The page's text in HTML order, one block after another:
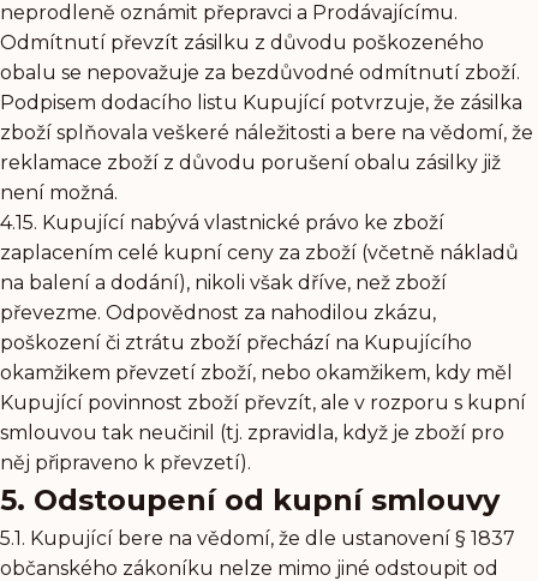
neprodleně oznámit přepravci a Prodávajícímu.
Odmítnutí převzít zásilku z důvodu poškozeného
obalu se nepovažuje za bezdůvodné odmítnutí zboží.
Podpisem dodacího listu Kupující potvrzuje, že zásilka
zboží splňovala veškeré náležitosti a bere na vědomí, že
reklamace zboží z důvodu porušení obalu zásilky již
není možná.
4.15. Kupující nabývá vlastnické právo ke zboží
zaplacením celé kupní ceny za zboží (včetně nákladů
na balení a dodání), nikoli však dříve, než zboží
převezme. Odpovědnost za nahodilou zkázu,
poškození či ztrátu zboží přechází na Kupujícího
okamžikem převzetí zboží, nebo okamžikem, kdy měl
Kupující povinnost zboží převzít, ale v rozporu s kupní
smlouvou tak neučinil (tj. zpravidla, když je zboží pro
něj připraveno k převzetí).
5. Odstoupení od kupní smlouvy
5.1. Kupující bere na vědomí, že dle ustanovení § 1837
občanského zákoníku nelze mimo jiné odstoupit od